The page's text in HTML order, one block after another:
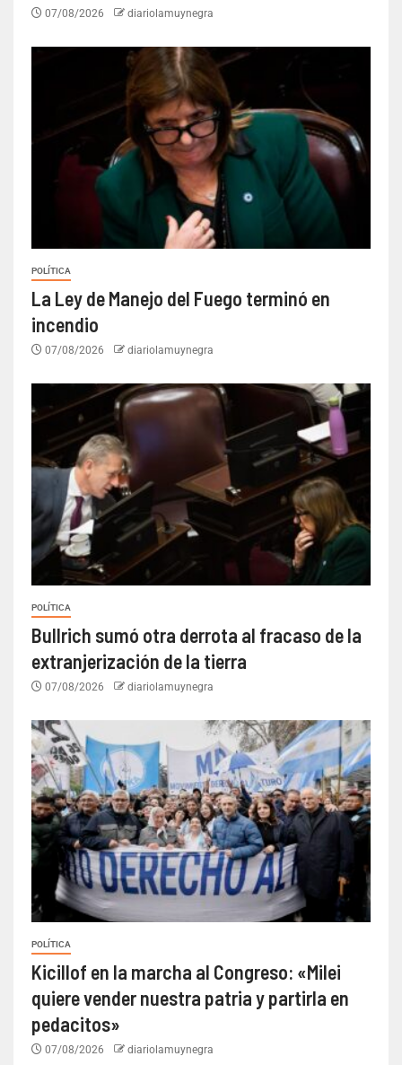
07/08/2026 diariolamuynegra
POLÍTICA
La Ley de Manejo del Fuego terminó en
incendio
07/08/2026 diariolamuynegra
POLÍTICA
Bullrich sumó otra derrota al fracaso de la
extranjerización de la tierra
07/08/2026 diariolamuynegra
POLÍTICA
Kicillof en la marcha al Congreso: «Milei
quiere vender nuestra patria y partirla en
pedacitos»
07/08/2026 diariolamuynegra